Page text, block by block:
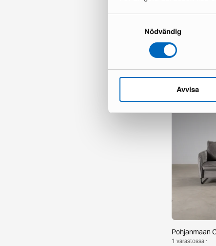
Nödvändig
Avvisa
Chesterfield
1 varastossa ·
Pohjanmaan
1 varastossa ·